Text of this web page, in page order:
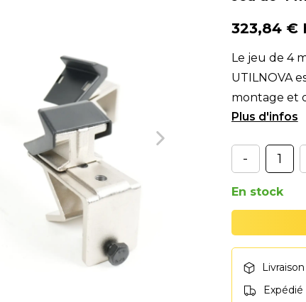
323,84 €
Le jeu de 4
UTILNOVA
montage et
Conçus pour
-
En stock